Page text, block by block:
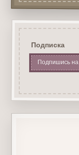
Подписка
Подпишись на